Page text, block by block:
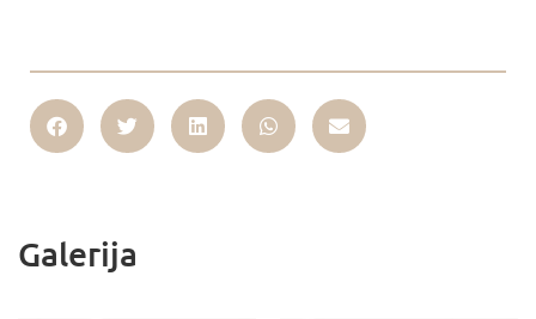
Galerija